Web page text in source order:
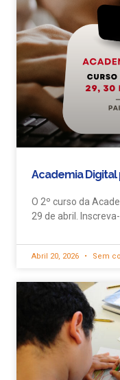
Academia Digital
O 2º curso da
29 de abril.
Abril 20, 2026 Sem